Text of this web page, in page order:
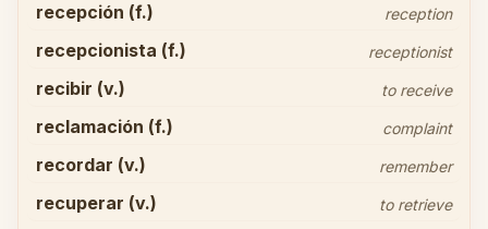
recepción (f.) reception
recepcionista (f.) receptionist
recibir (v.) to receive
reclamación (f.) complaint
recordar (v.) remember
recuperar (v.) to retrieve